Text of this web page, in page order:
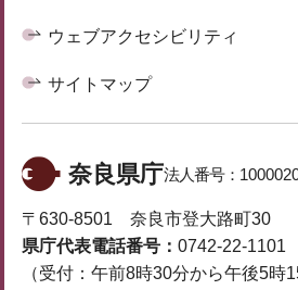
ウェブアクセシビリティ
サイトマップ
奈良県庁法人番号：
〒630-8501 奈良市登大路町30
県庁代表電話番号： 0742-22-1101
（受付：午前8時30分から午後5時